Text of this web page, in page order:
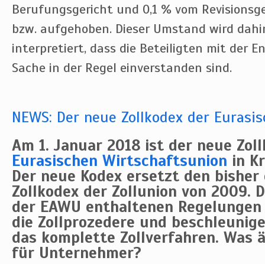
Berufungsgericht und 0,1 % vom
bzw. aufgehoben. Dieser Umstand wird
interpretiert, dass die Beteiligten mit der
Sache in der Regel einverstanden sind.
NEWS: Der neue Zollkodex der
Am 1. Januar 2018 ist der neue
Eurasischen Wirtschaftsunion in
Der neue Kodex ersetzt den
Zollkodex der Zollunion von 2009.
der EAWU enthaltenen
die Zollprozedere und
das komplette Zollverfahren. Was
für Unternehmer?